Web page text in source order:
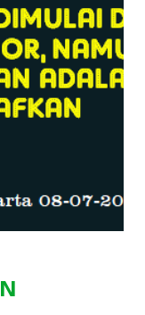
Hukum
Oditur
yang berkaitan
dengan fakta-
di persidangan,